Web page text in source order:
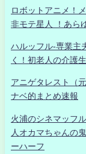
ロボットアニメ！
非モテ星人 ！あら
ハルッフル-専業主
く！初老人の介護
アニゲタレスト（
ナベ的まとめ速報
火浦のシネマッフ
人オカマちゃんの
ーハーフ